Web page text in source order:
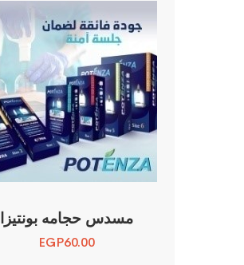
مسدس حجامه بونتيزا
EGP60.00